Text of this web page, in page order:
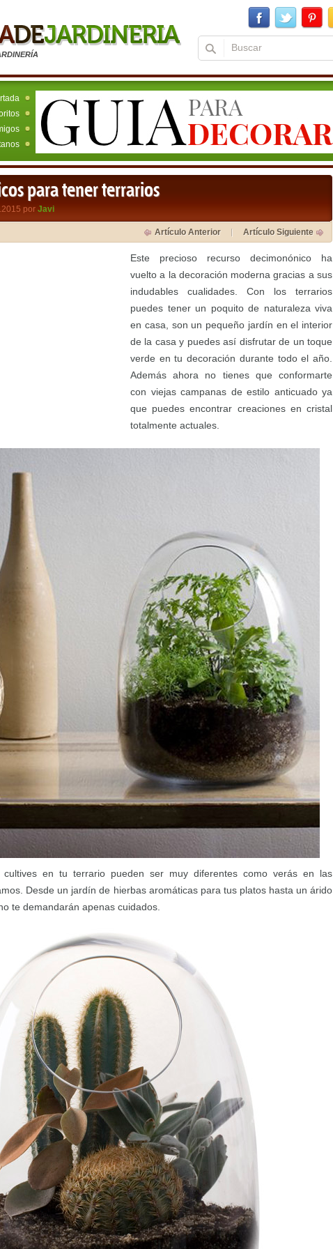
para tener terrarios
por Javi
Artículo Anterior Artículo Siguiente
Este precioso recurso decimonónico ha
vuelto a la decoración moderna gracias a sus
indudables cualidades. Con los terrarios
puedes tener un poquito de naturaleza viva
en casa, son un pequeño jardín en el interior
de la casa y puedes así disfrutar de un toque
verde en tu decoración durante todo el año.
Además ahora no tienes que conformarte
con viejas campanas de estilo anticuado ya
que puedes encontrar creaciones en cristal
totalmente actuales.
cultives en tu terrario pueden ser muy diferentes como verás en las
Desde un jardín de hierbas aromáticas para tus platos hasta un árido
te demandarán apenas cuidados.